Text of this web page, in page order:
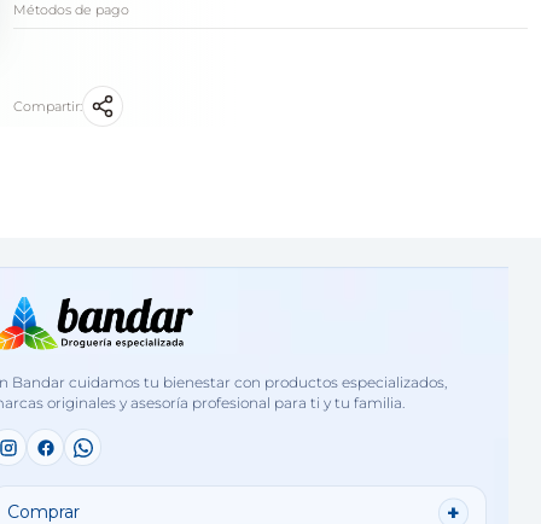
Métodos de pago
Compartir:
Bandar cuidamos tu bienestar con productos especializados,
originales y asesoría profesional para ti y tu familia.
Comprar